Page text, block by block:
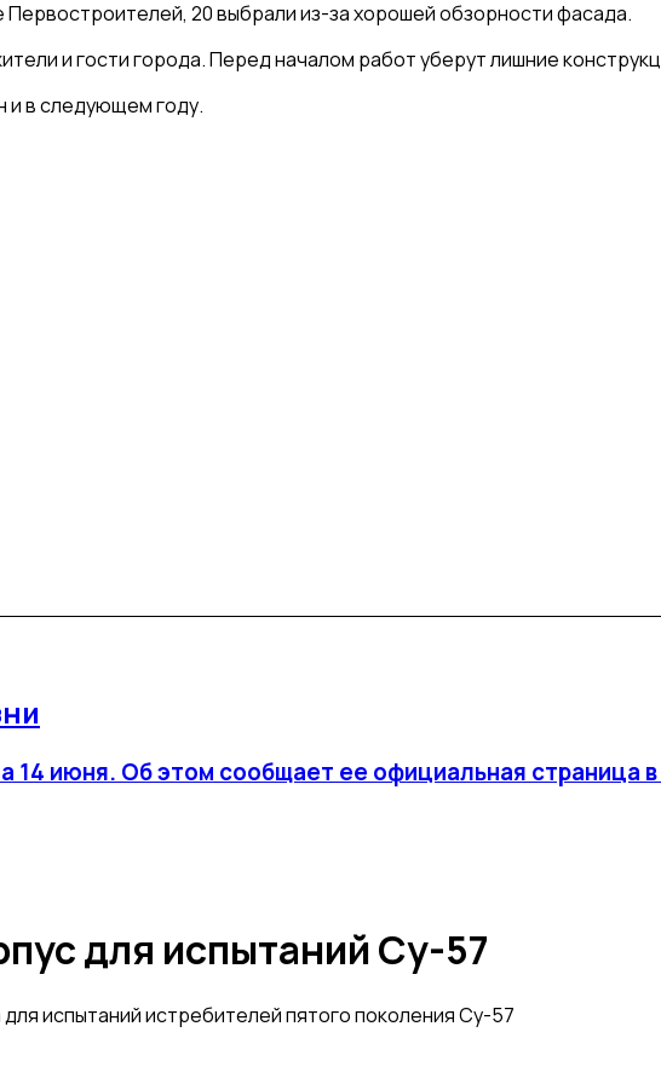
20 выбрали из-за хорошей обзорности фасада.
и гости города. Перед началом работ уберут лишние
и в следующем году.
июня. Об этом сообщает ее официальная
для испытаний Су-57
испытаний истребителей пятого поколения Су-57